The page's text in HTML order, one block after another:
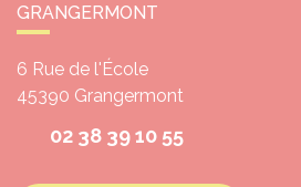
GRANGERMONT
6 Rue de l'École
45390 Grangermont
02 38 39 10 55